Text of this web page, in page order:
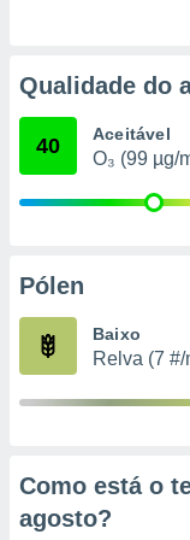
ou opor-
em “
na
para
Qualidade do
40 Aceitável
O₃ (99 µg/
Pólen
Baixo
Relva (7 #/
Como está o
agosto?